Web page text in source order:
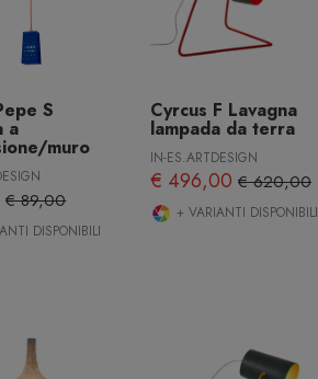
S
a
muro
€ 89,00
DISPONIBILI
Cyrcus F Lavagna
lampada da terra
IN-ES.ARTDESIGN
€ 496,00€ 620,00
+ VARIANTI DISPONIBILI